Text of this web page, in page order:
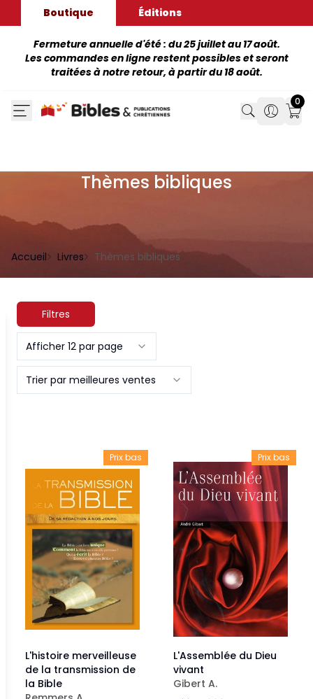
Boutique Éditions
Fermeture annuelle d'été : du 25 juillet au 17 août.
Les commandes en ligne restent possibles et seront
traitées à notre retour, à partir du 18 août.
Search
Search
0
Thèmes bibliques
Accueil Livres Thèmes bibliques
Filtres
Afficher 12 par page
Trier par meilleures ventes
Prix bas
L'histoire merveilleuse
de la transmission de
la Bible
Prix bas
L'Assemblée du Dieu
vivant
Gibert A.